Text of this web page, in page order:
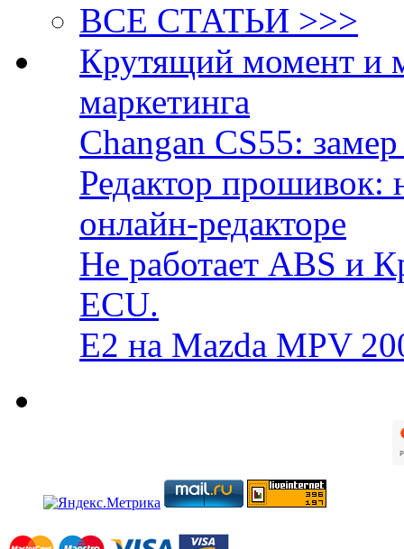
ВСЕ СТАТЬИ >>>
Крутящий момент и
маркетинга
Changan CS55:
Редактор прошивок:
онлайн-редакторе
Не работает ABS и
ECU.
E2 на Mazda MPV